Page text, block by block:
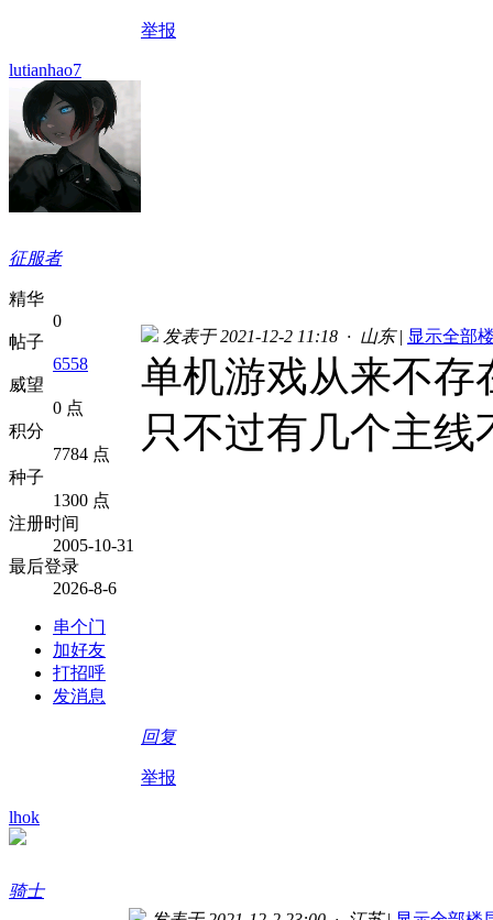
举报
lutianhao7
征服者
精华
0
帖子
6558
威望
0 点
积分
7784 点
种子
1300 点
注册时间
2005-10-31
最后登录
2026-8-6
串个门
加好友
打招呼
发消息
发表于 2021-12-2 11:18 · 山东 | 显示全部
单机游戏从来不存
只不过有几个主
回复
举报
lhok
骑士